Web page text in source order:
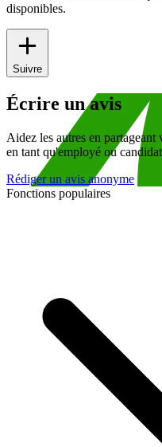
disponibles.
Suivre
Écrire un avis
Aidez les autres en partageant
en tant qu'employé ou
Rédiger un avis anonyme
Fonctions populaires